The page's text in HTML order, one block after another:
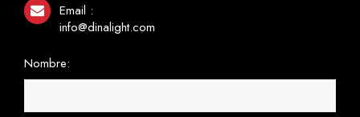
Email :
info@dinalight.com
Nombre: